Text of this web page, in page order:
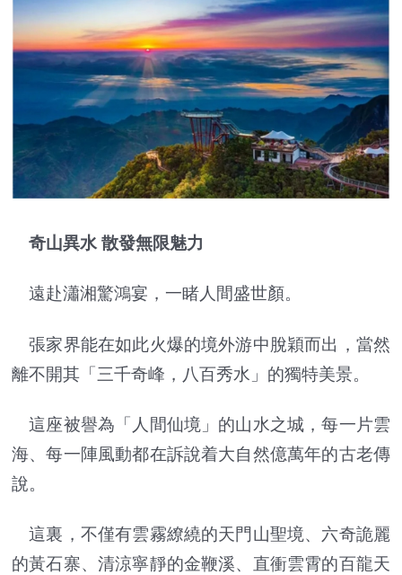
奇山異水 散發無限魅力
遠赴瀟湘驚鴻宴，一睹人間盛世顏。
張家界能在如此火爆的境外游中脫穎而出，當然
離不開其「三千奇峰，八百秀水」的獨特美景。
這座被譽為「人間仙境」的山水之城，每一片雲
海、每一陣風動都在訴說着大自然億萬年的古老傳
說。
這裏，不僅有雲霧繚繞的天門山聖境、六奇詭麗
的黃石寨、清涼寧靜的金鞭溪、直衝雲霄的百龍天